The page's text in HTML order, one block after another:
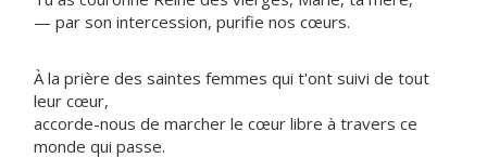
— par son intercession, purifie nos cœurs.
À la prière des saintes femmes qui t'ont suivi de tout
leur cœur,
accorde-nous de marcher le cœur libre à travers ce
monde qui passe.